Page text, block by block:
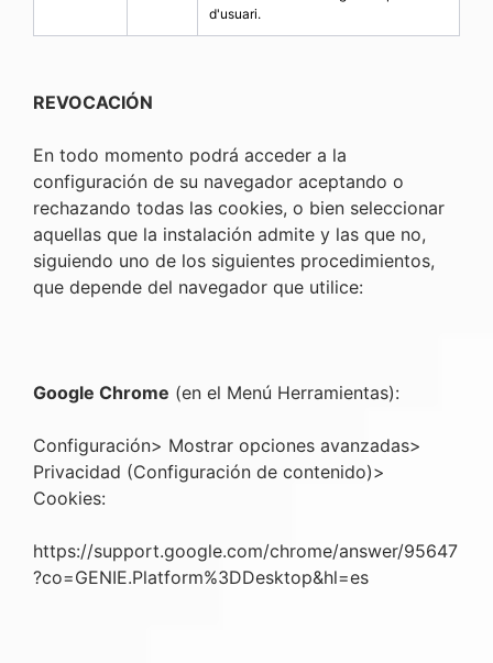
d'usuari.
REVOCACIÓN
En todo momento podrá acceder a la
configuración de su navegador aceptando o
rechazando todas las cookies, o bien seleccionar
aquellas que la instalación admite y las que no,
siguiendo uno de los siguientes procedimientos,
que depende del navegador que utilice:
Google Chrome (en el Menú Herramientas):
Configuración> Mostrar opciones avanzadas>
Privacidad (Configuración de contenido)>
Cookies:
https://support.google.com/chrome/answer/95647
?co=GENIE.Platform%3DDesktop&hl=es